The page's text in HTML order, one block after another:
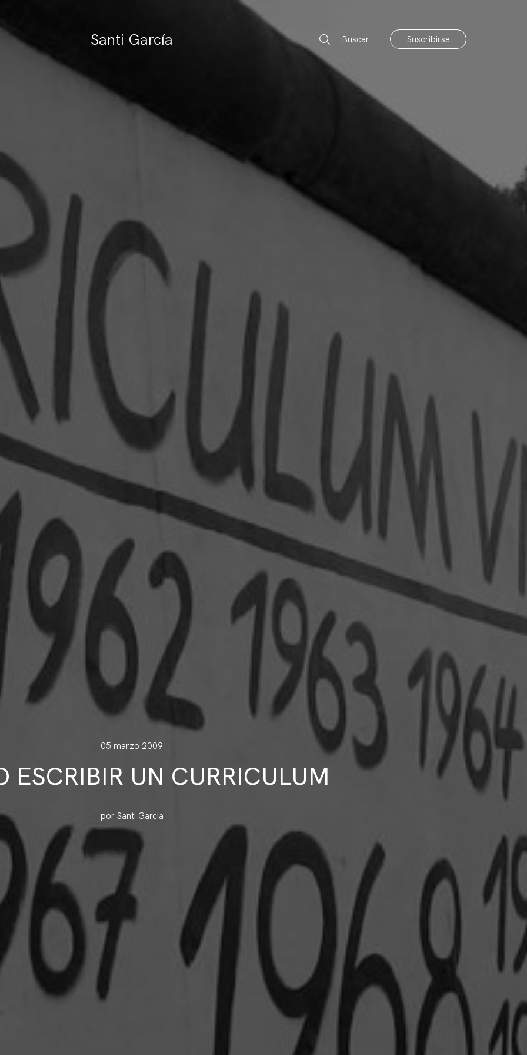
Santi García Buscar Suscribirse
05 marzo 2009
ESCRIBIR UN CURRICULUM
por Santi Garcia